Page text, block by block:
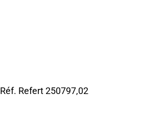
Réf. Refert250797,02